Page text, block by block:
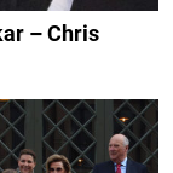
– Chris